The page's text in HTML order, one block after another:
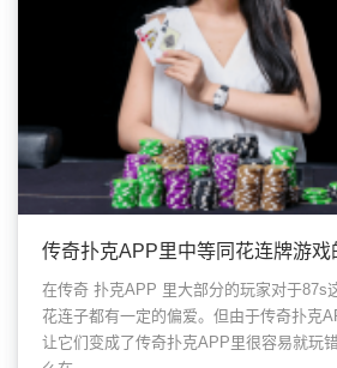
传奇扑克APP里中等同花连牌游戏
在传奇 扑克APP 里大部分的玩家对于87s
花连子都有一定的偏爱。但由于传奇扑克
让它们变成了传奇扑克APP里很容易就玩